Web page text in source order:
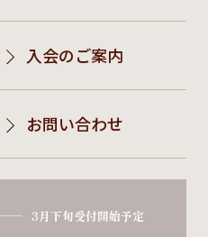
入会のご案内
お問い合わせ
3月下旬受付開始予定